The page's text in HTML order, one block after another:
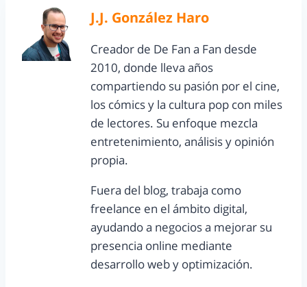
J.J. González Haro
Creador de De Fan a Fan desde
2010, donde lleva años
compartiendo su pasión por el cine,
los cómics y la cultura pop con miles
de lectores. Su enfoque mezcla
entretenimiento, análisis y opinión
propia.
Fuera del blog, trabaja como
freelance en el ámbito digital,
ayudando a negocios a mejorar su
presencia online mediante
desarrollo web y optimización.